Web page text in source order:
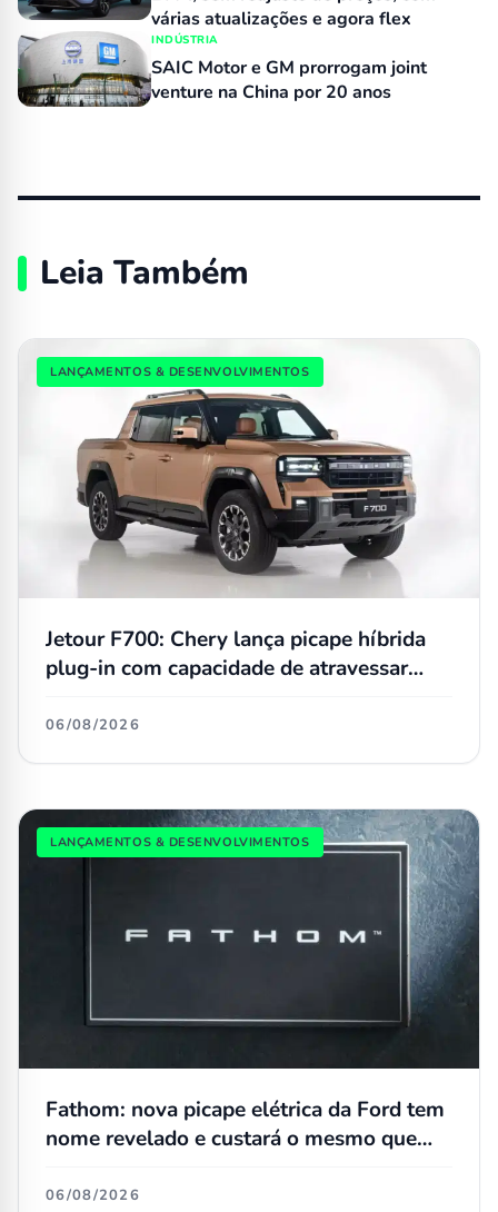
várias atualizações e agora flex
INDÚSTRIA
SAIC Motor e GM prorrogam joint
venture na China por 20 anos
Leia Também
LANÇAMENTOS & DESENVOLVIMENTOS
Jetour F700: Chery lança picape híbrida
plug-in com capacidade de atravessar
06/08/2026
LANÇAMENTOS & DESENVOLVIMENTOS
Fathom: nova picape elétrica da Ford tem
nome revelado e custará o mesmo que
06/08/2026